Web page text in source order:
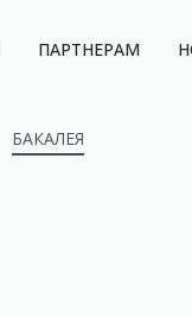
ПАРТНЕРАМ
БАКАЛЕЯ